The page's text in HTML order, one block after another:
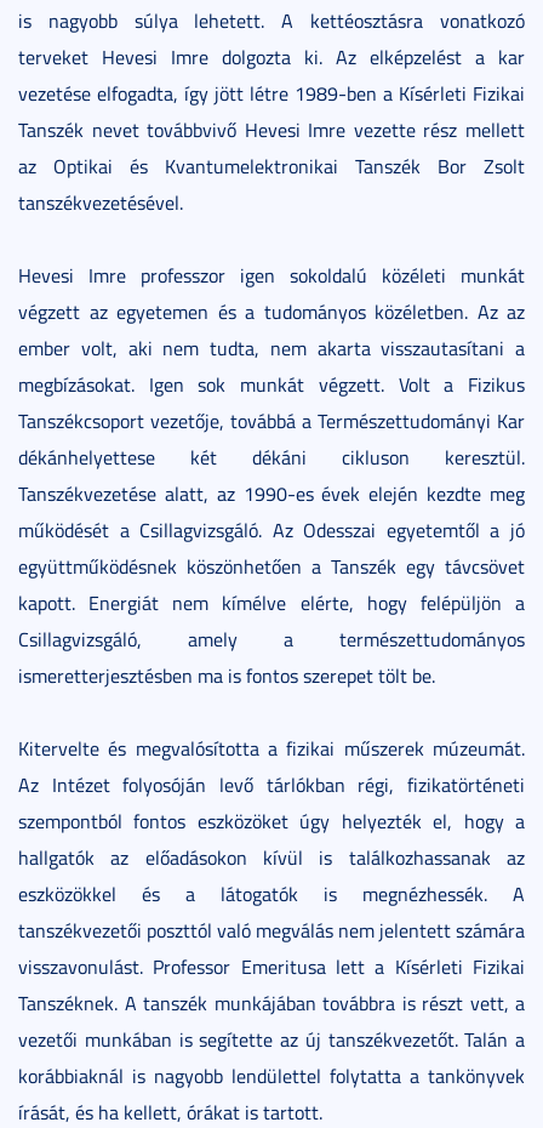
is nagyobb súlya lehetett. A kettéosztásra vonatkozó
terveket Hevesi Imre dolgozta ki. Az elképzelést a kar
vezetése elfogadta, így jött létre 1989-ben a Kísérleti Fizikai
Tanszék nevet továbbvivő Hevesi Imre vezette rész mellett
az Optikai és Kvantumelektronikai Tanszék Bor Zsolt
tanszékvezetésével.
Hevesi Imre professzor igen sokoldalú közéleti munkát
végzett az egyetemen és a tudományos közéletben. Az az
ember volt, aki nem tudta, nem akarta visszautasítani a
megbízásokat. Igen sok munkát végzett. Volt a Fizikus
Tanszékcsoport vezetője, továbbá a Természettudományi Kar
dékánhelyettese két dékáni cikluson keresztül.
Tanszékvezetése alatt, az 1990-es évek elején kezdte meg
működését a Csillagvizsgáló. Az Odesszai egyetemtől a jó
együttműködésnek köszönhetően a Tanszék egy távcsövet
kapott. Energiát nem kímélve elérte, hogy felépüljön a
Csillagvizsgáló, amely a természettudományos
ismeretterjesztésben ma is fontos szerepet tölt be.
Kitervelte és megvalósította a fizikai műszerek múzeumát.
Az Intézet folyosóján levő tárlókban régi, fizikatörténeti
szempontból fontos eszközöket úgy helyezték el, hogy a
hallgatók az előadásokon kívül is találkozhassanak az
eszközökkel és a látogatók is megnézhessék. A
tanszékvezetői poszttól való megválás nem jelentett számára
visszavonulást. Professor Emeritusa lett a Kísérleti Fizikai
Tanszéknek. A tanszék munkájában továbbra is részt vett, a
vezetői munkában is segítette az új tanszékvezetőt. Talán a
korábbiaknál is nagyobb lendülettel folytatta a tankönyvek
írását, és ha kellett, órákat is tartott.